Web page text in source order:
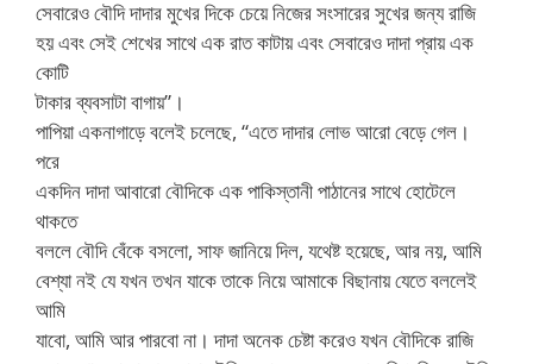
সেবারেও বৌদি দাদার মুখের দিকে চেয়ে নিজের সংসারের সুখের জন্য রাজি
হয় এবং সেই শেখের সাথে এক রাত কাটায় এবং সেবারেও দাদা প্রায় এক
কোটি
টাকার ব্যবসাটা বাগায়”।
পাপিয়া একনাগাড়ে বলেই চলেছে, “এতে দাদার লোভ আরো বেড়ে গেল।
পরে
একদিন দাদা আবারো বৌদিকে এক পাকিস্তানী পাঠানের সাথে হোটেলে
থাকতে
বললে বৌদি বেঁকে বসলো, সাফ জানিয়ে দিল, যথেষ্ট হয়েছে, আর নয়, আমি
বেশ্যা নই যে যখন তখন যাকে তাকে নিয়ে আমাকে বিছানায় যেতে বললেই
আমি
যাবো, আমি আর পারবো না। দাদা অনেক চেষ্টা করেও যখন বৌদিকে রাজি